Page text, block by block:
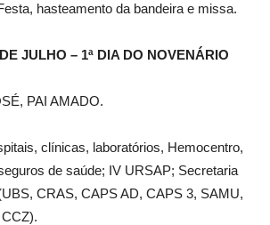
hasteamento da bandeira e missa.
JULHO – 1ª DIA DO NOVENÁRIO
PAI AMADO.
clínicas, laboratórios, Hemocentro,
de saúde; IV URSAP; Secretaria
CRAS, CAPS AD, CAPS 3, SAMU,